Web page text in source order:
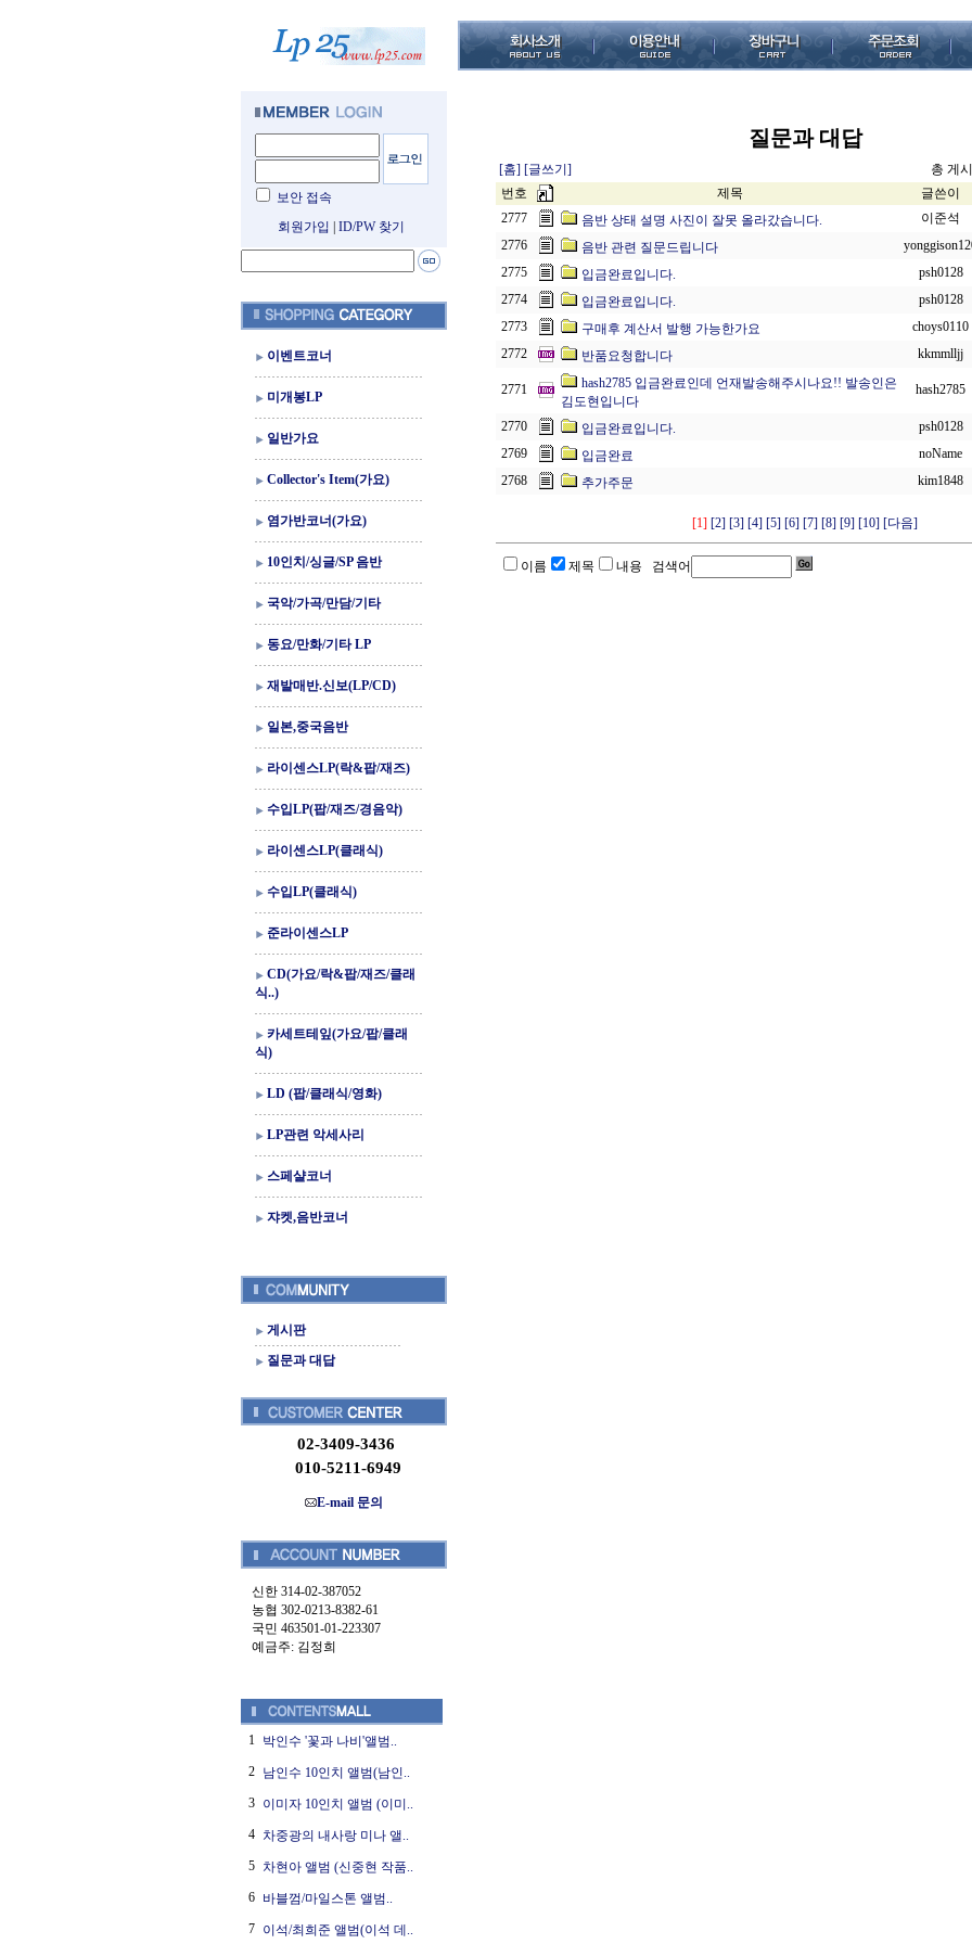
보안 접속
회원가입
ID/PW 찾기
이벤트코너
미개봉LP
일반가요
Collector's Item(가요)
염가반코너(가요)
10인치/싱글/SP 음반
국악/가곡/만담/기타
동요/만화/기타 LP
재발매반.신보(LP/CD)
일본,중국음반
라이센스LP(락&팝/재즈)
수입LP(팝/재즈/경음악)
라이센스LP(클래식)
수입LP(클래식)
준라이센스LP
CD(가요/락&팝/재즈/클래
식..)
카세트테잎(가요/팝/클래
식)
LD (팝/클래식/영화)
LP관련 악세사리
스페샬코너
쟈켓,음반코너
게시판
질문과 대답
02-3409-3436
010-5211-6949
E-mail 문의
신한 314-02-387052
농협 302-0213-8382-61
국민 463501-01-223307
예금주: 김정희
1 박인수 '꽃과 나비'앨범..
2 남인수 10인치 앨범(남인..
3 이미자 10인치 앨범 (이미..
4 차중광의 내사랑 미나 앨..
5 차현아 앨범 (신중현 작품..
6 바블껌/마일스톤 앨범..
7 이석/최희준 앨범(이석 데..
질문과 대답
[홈] [글쓰기]
총 게
번호
제목 글쓴이
2777
음반 상태 설명 사진이 잘못 올라갔습니다. 이준석
2776
음반 관련 질문드립니다
2775
입금완료입니다. psh0128
2774
입금완료입니다. psh0128
2773
구매후 계산서 발행 가능한가요 choys0110
2772
반품요청합니다 kkmmlljj
2771
hash2785 입금완료인데 언재발송해주시나요!! 발송인은
김도현입니다
hash2785
2770 입금완료입니다. psh0128
2769
입금완료 noName
2768
추가주문 kim1848
[1] [2] [3] [4] [5] [6] [7] [8] [9] [10] [다음]
이름 제목 내용 검색어